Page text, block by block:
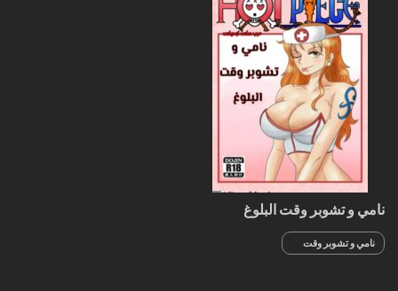
نامي و تشوبر وقت البلوغ
نامي و تشوبر وقت
البلوغ